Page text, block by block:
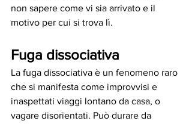
non sapere come vi sia arrivato e il
motivo per cui si trova lì.
Fuga dissociativa
La fuga dissociativa è un fenomeno raro
che si manifesta come improvvisi e
inaspettati viaggi lontano da casa, o
vagare disorientati. Può durare da